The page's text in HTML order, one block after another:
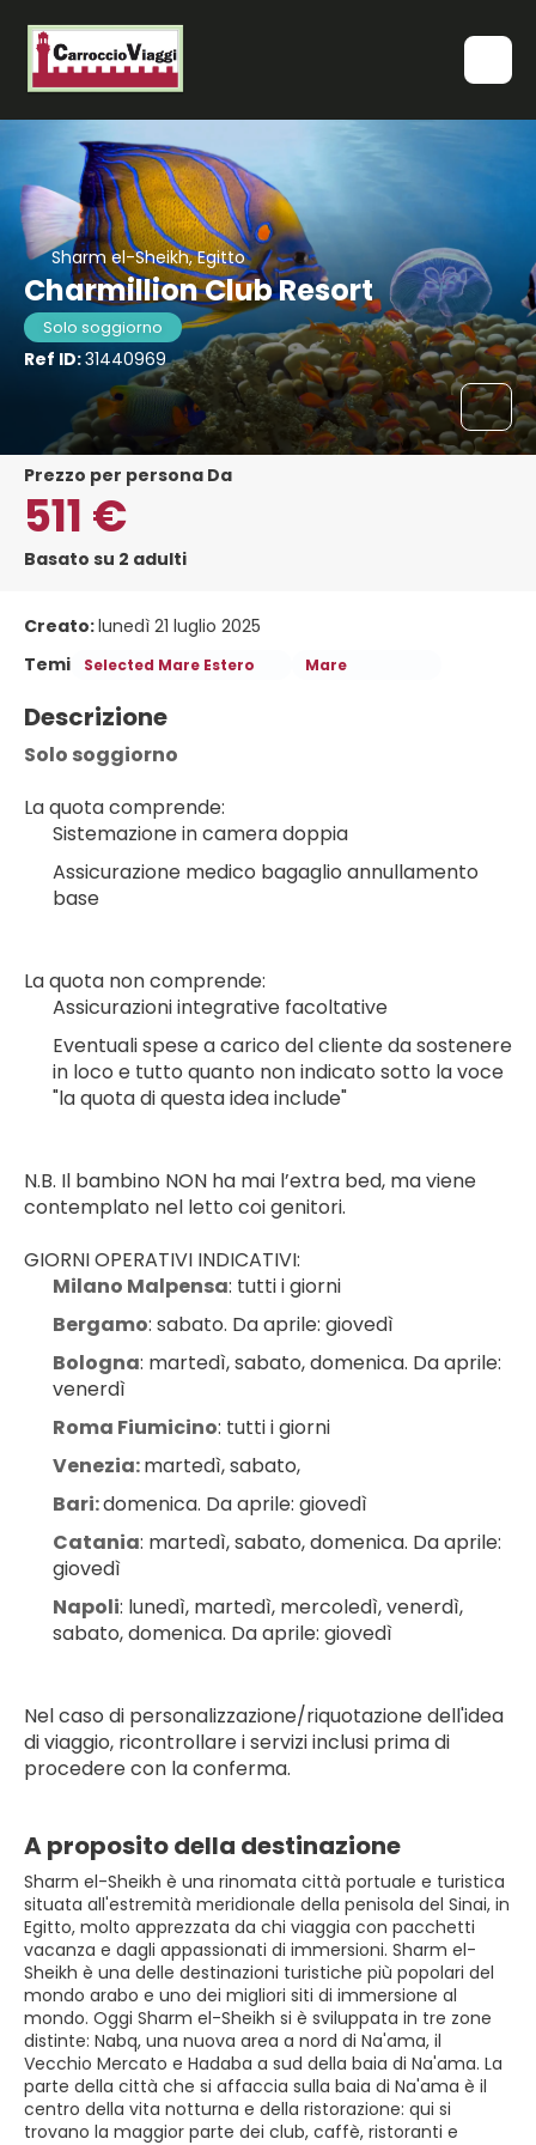
Sharm el-Sheikh, Egitto
Charmillion Club Resort
Solo soggiorno
Ref ID:31440969
Prezzo per persona Da
511 €
Basato su 2 adulti
Creato:lunedì 21 luglio 2025
Temi
Selected Mare Estero Mare
Descrizione
Solo soggiorno
La quota comprende:
Sistemazione in camera doppia
Assicurazione medico bagaglio annullamento
base
La quota non comprende:
Assicurazioni integrative facoltative
Eventuali spese a carico del cliente da sostenere
in loco e tutto quanto non indicato sotto la voce
"la quota di questa idea include"
N.B. Il bambino NON ha mai l’extra bed, ma viene
contemplato nel letto coi genitori.
GIORNI OPERATIVI INDICATIVI:
Milano Malpensa: tutti i giorni
Bergamo: sabato. Da aprile: giovedì
Bologna: martedì, sabato, domenica. Da aprile:
venerdì
Roma Fiumicino: tutti i giorni
Venezia: martedì, sabato,
Bari: domenica. Da aprile: giovedì
Catania: martedì, sabato, domenica. Da aprile:
giovedì
Napoli: lunedì, martedì, mercoledì, venerdì,
sabato, domenica. Da aprile: giovedì
Nel caso di personalizzazione/riquotazione dell'idea
di viaggio, ricontrollare i servizi inclusi prima di
procedere con la conferma.
A proposito della destinazione
Sharm el-Sheikh è una rinomata città portuale e turistica
situata all'estremità meridionale della penisola del Sinai, in
Egitto, molto apprezzata da chi viaggia con pacchetti
vacanza e dagli appassionati di immersioni. Sharm el-
Sheikh è una delle destinazioni turistiche più popolari del
mondo arabo e uno dei migliori siti di immersione al
mondo. Oggi Sharm el-Sheikh si è sviluppata in tre zone
distinte: Nabq, una nuova area a nord di Na'ama, il
Vecchio Mercato e Hadaba a sud della baia di Na'ama. La
parte della città che si affaccia sulla baia di Na'ama è il
centro della vita notturna e della ristorazione: qui si
trovano la maggior parte dei club, caffè, ristoranti e